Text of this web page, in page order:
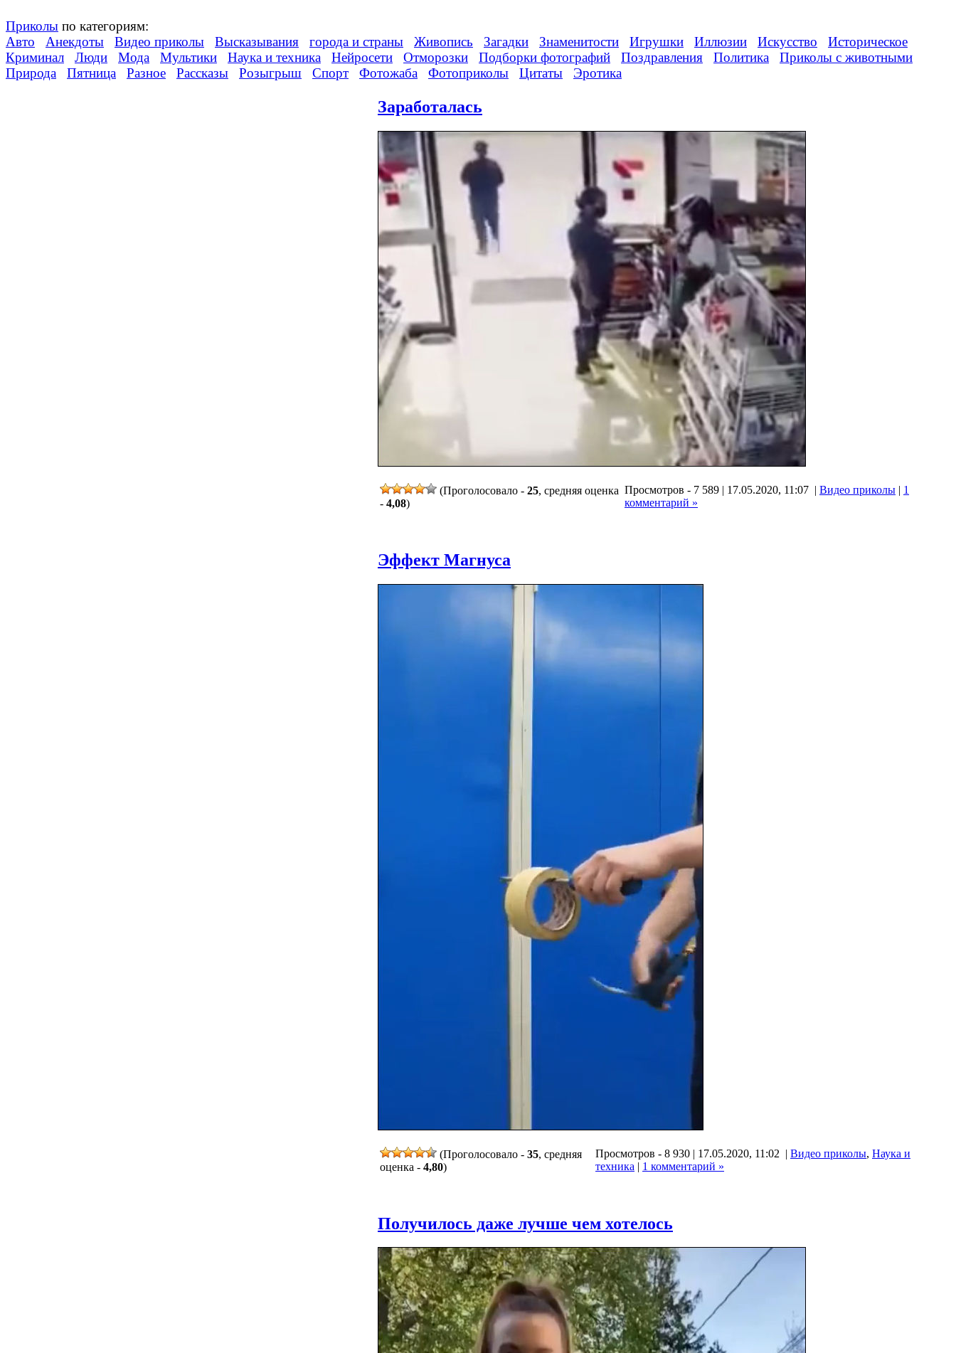
Приколы по категориям:
Авто
Анекдоты Видео приколы Высказывания города и страны Живопись Загадки Знаменитости Игрушки Иллюзии Искусство
Историческое
Криминал
Люди Мода Мультики Наука и техника Нейросети Отморозки Подборки фотографий Поздравления Политика
Приколы с животными
Природа
Пятница Разное Рассказы Розыгрыш Спорт Фотожаба Фотоприколы Цитаты Эротика
Заработалась
(Проголосовало - 25, средняя оценка
- 4,08)
Просмотров - 7 589 | 17.05.2020, 11:07 | Видео приколы | 1
комментарий »
Эффект Магнуса
(Проголосовало - 35, средняя
оценка - 4,80)
Просмотров - 8 930 | 17.05.2020, 11:02 | Видео приколы, Наука и
техника | 1 комментарий »
Получилось даже лучше чем хотелось